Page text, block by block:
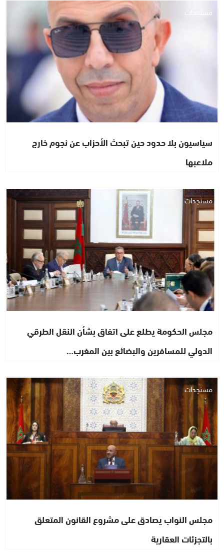
مستجدات
سياسيون بلا حدود حين تبحث الأحزاب عن نجوم خارج
ملاعبها
مستجدات
مجلس الحكومة يطلع على اتفاق بشأن النقل الطرقي
الدولي للمسافرين والبضائع بين المغرب…
مستجدات
مجلس النواب يصادق على مشروع القانون المتعلق
بالتجزئات العقارية